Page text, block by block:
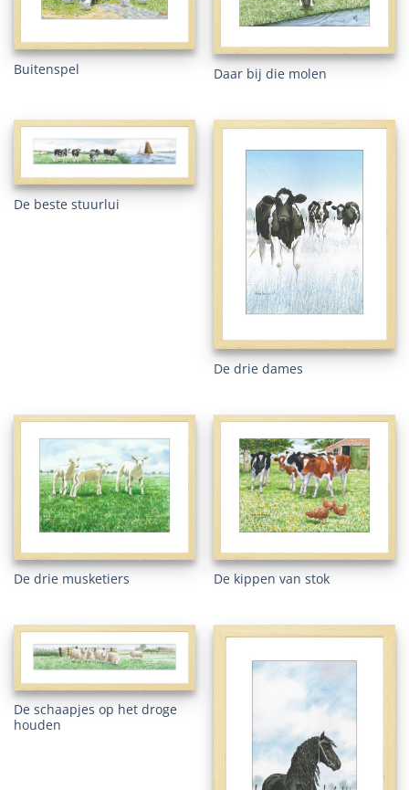
Buitenspel Daar bij die molen
De beste stuurlui
De drie dames
De drie musketiers De kippen van stok
De schaapjes op het droge
houden